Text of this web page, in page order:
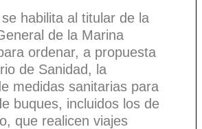
habilita al titular de la
de la Marina
ordenar, a propuesta
de Sanidad, la
medidas sanitarias para
buques, incluidos los de
que realicen viajes